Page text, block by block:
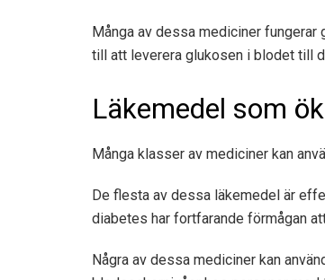
Många av dessa mediciner fungerar
till att leverera glukosen i blodet till
Läkemedel som
Många klasser av mediciner kan
De flesta av dessa läkemedel är
diabetes har fortfarande förmågan
Några av dessa mediciner kan